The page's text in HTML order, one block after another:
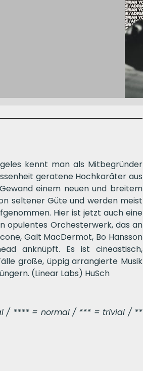
kennt man als Mitbegründer
geratene Hochkaräter aus
einem neuen und breitem
seltener Güte und werden meist
Hier ist jetzt auch eine
opulentes Orchesterwerk, das an
Galt MacDermot, Bo Hansson
anknüpft. Es ist cineastisch,
große, üppig arrangierte Musik
(Linear Labs) HuSch
/ **** = normal / *** = trivial / **